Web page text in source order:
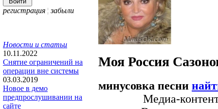
регистрация ¦ забыли
Новости и статьи
10.11.2022
Снятие ограничений на
операции вне системы
03.03.2019
Новое в демо
предпрослушивании на
сайте
Моя Россия
минусовка песни
Медиа-